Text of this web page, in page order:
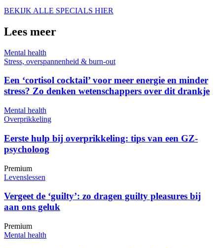
BEKIJK ALLE SPECIALS HIER
Lees meer
Mental health
Stress, overspannenheid & burn-out
Een ‘cortisol cocktail’ voor meer energie en minder
stress? Zo denken wetenschappers over dit drankje
Mental health
Overprikkeling
Eerste hulp bij overprikkeling: tips van een GZ-
psycholoog
Premium
Levenslessen
Vergeet de ‘guilty’: zo dragen guilty pleasures bij
aan ons geluk
Premium
Mental health